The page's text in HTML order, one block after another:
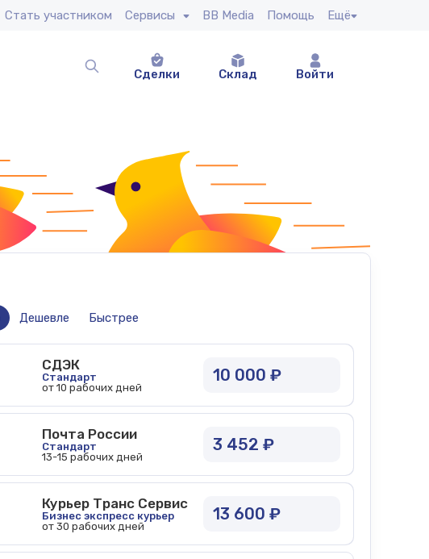
Стать участником Сервисы BB Media Помощь Ещё
Сделки
Склад Войти
Дешевле Быстрее
СДЭК
Стандарт
от 10 рабочих дней
10 000 ₽
Почта России
Стандарт
13-15 рабочих дней
3 452 ₽
Курьер Транс Сервис
Бизнес экспресс курьер
от 30 рабочих дней
13 600 ₽